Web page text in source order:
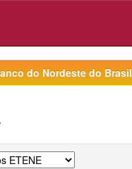
do Nordeste do Brasil